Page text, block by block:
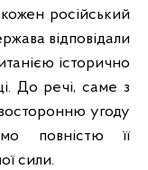
російський
відповідали
історично
До речі, саме з
угоду
повністю її
сили.